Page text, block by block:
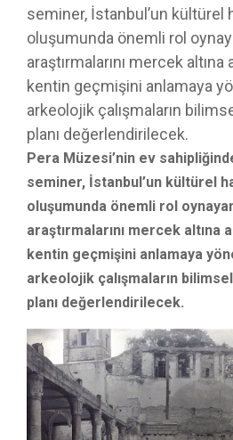
seminer, İstanbul’un kültürel
oluşumunda önemli rol
araştırmalarını mercek altına
kentin geçmişini anlamaya
arkeolojik çalışmaların
planı değerlendirilecek.
Pera Müzesi’nin ev
seminer, İstanbul’un kültürel
oluşumunda önemli rol
araştırmalarını mercek altına
kentin geçmişini anlamaya
arkeolojik çalışmaların
planı değerlendirilecek.